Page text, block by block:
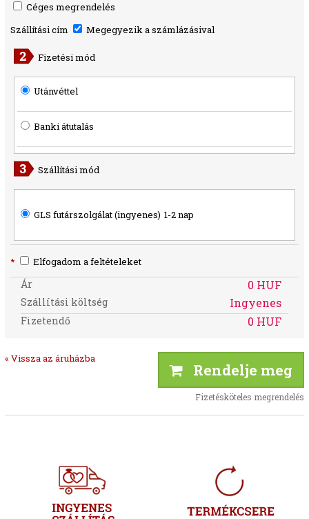
Céges megrendelés
Szállítási cím
Megegyezik a számlázásival
Fizetési mód
Utánvéttel
Banki átutalás
Szállítási mód
GLS futárszolgálat (ingyenes) 1-2 nap
* Elfogadom a feltételeket
Ár 0 HUF
Szállítási költség Ingyenes
Fizetendő 0 HUF
« Vissza az áruházba
Rendelje meg
Fizetésköteles megrendelés